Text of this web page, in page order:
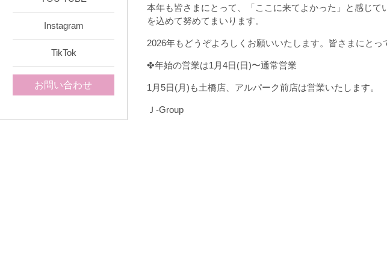
Instagram
TikTok
お問い合わせ
本年も皆さまにとって、 「ここに来てよかった」と感じ
を込めて努めてまいります。
2026年もどうぞよろしくお願いいたします。 皆さまにとっ
✤年始の営業は1月4日(日)〜通常営業
1月5日(月)も土橋店、アルパーク前店は営業いたします。
Ｊ-Group